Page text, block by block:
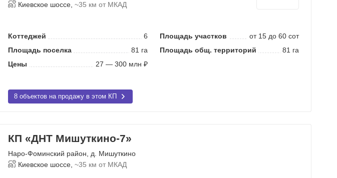
Киевское шоссе, ~35 км от МКАД
Коттеджей 6 Площадь участков
от 15 до 60 сот
Площадь поселка
81 га Площадь общ. территорий
81 га
Цены
27 — 300 млн ₽
8 объектов на продажу в этом КП
КП «ДНТ Мишуткино-7»
Наро-Фоминский район
д. Мишуткино
Киевское шоссе, ~35 км от МКАД